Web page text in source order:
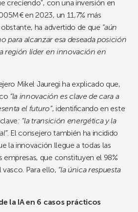
creciendo”, con una inversión en
en 2023, un 11,7% más
ha advertido de que “aún
para alcanzar esa deseada posición
región líder en innovación en
Mikel Jauregi ha explicado que,
“la innovación es clave de cara a
el futuro”, identificando en este
: “la transición energética y la
. El consejero también ha incidido
la innovación llegue a todas las
empresas, que constituyen el 98%
Para ello, “la única respuesta
la IA en 6 casos prácticos